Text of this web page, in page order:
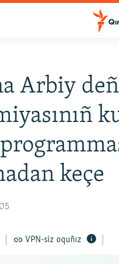
Arbiy
keçe
VPN-siz oquñız